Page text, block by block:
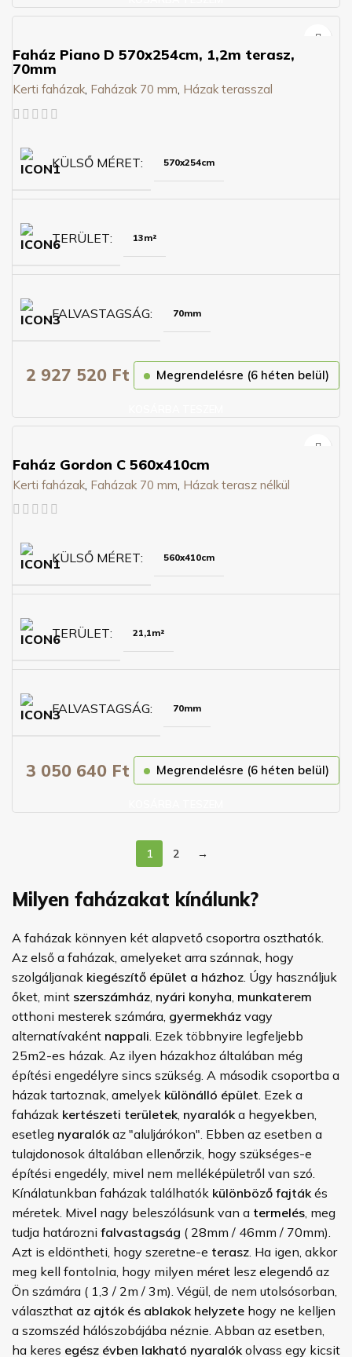
Faház Piano D 570x254cm, 1,2m terasz,
70mm
Kerti faházak, Faházak 70 mm, Házak terasszal
KÜLSŐ MÉRET 570x254cm
TERÜLET 13m²
FALVASTAGSÁG 70mm
2 927 520 Ft Megrendelésre (6 héten belül)
Faház Gordon C 560x410cm
Kerti faházak Faházak 70 mm Házak terasz nélkül
KÜLSŐ MÉRET 560x410cm
TERÜLET 21,1m²
FALVASTAGSÁG 70mm
3 050 640 Ft Megrendelésre (6 héten belül)
1 2 →
Milyen faházakat kínálunk?
A faházak könnyen két alapvető csoportra oszthatók.
Az első a faházak, amelyeket arra szánnak, hogy
szolgáljanak kiegészítő épület a házhoz. Úgy használjuk
őket, mint szerszámház, nyári konyha, munkaterem
otthoni mesterek számára, gyermekház vagy
alternatívaként nappali. Ezek többnyire legfeljebb
25m2-es házak. Az ilyen házakhoz általában még
építési engedélyre sincs szükség. A második csoportba a
házak tartoznak, amelyek különálló épület. Ezek a
faházak kertészeti területek, nyaralóka hegyekben,
esetleg nyaralókaz "aluljárókon". Ebben az esetben a
tulajdonosok általában ellenőrzik, hogy szükséges-e
építési engedély, mivel nem melléképületről van szó.
Kínálatunkban faházak találhatók különböző fajtákés
méretek. Mivel nagy beleszólásunk van a termelés, meg
tudja határozni falvastagság ( 28mm / 46mm / 70mm).
Azt is eldöntheti, hogy szeretne-e terasz. Ha igen, akkor
meg kell fontolnia, hogy milyen méret lesz elegendő az
Ön számára ( 1,3 / 2m / 3m). Végül, de nem utolsósorban,
választhat az ajtók és ablakok helyzete hogy ne kelljen
a szomszéd hálószobájába néznie. Abban az esetben,
ha keres egész évben lakható nyaralókolvass egy kicsit